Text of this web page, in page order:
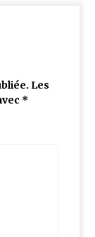
Les
*